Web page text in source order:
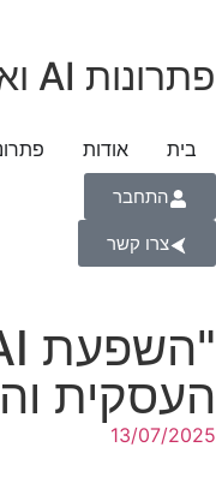
פתרונות AI ואוטומציה
בית אודות
התחבר
צרו קשר
העסקית
13/07/2025